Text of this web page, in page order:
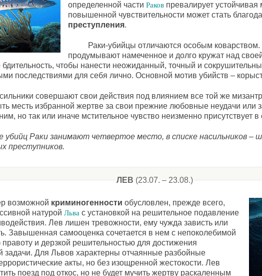
определенной частиРаков превалирует
повышенной чувствительности может стать
преступления.
Раки-убийцы отличаются особым
продумывают намеченное и долго кружат над
бдительность, чтобы нанести неожиданный, точный и
последствиями для себя лично. Основной мотив убийств –
совершают свои действия под влиянием все той же
месть избранной жертве за свои прежние любовные неудачи или
но так или иначе мстительное чувство неизменно присутствует в
убийц Раки занимают четвертое место, в списке насильников –
преступников.
ЛЕВ (23.07. – 23.08.)
возможной криминогенности обусловлен, прежде всего,
натуройЛьва с установкой на решительное подавление
Лев лишен тревожности, ему чужда зависть или
Завышенная самооценка сочетается в нем с непоколебимой
и дерзкой решительностью для достижения
задачи. Для Львов характерны отчаянные разбойные
акты, но без изощренной жестокости. Лев
поезд под откос, но не будет мучить жертву раскаленным